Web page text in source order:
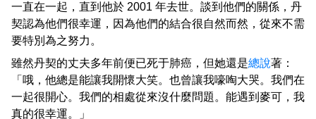
一直在一起，直到他於 2001 年去世。談到他們的關係，丹
契認為他們很幸運，因為他們的結合很自然而然，從來不需
要特別為之努力。
雖然丹契的丈夫多年前便已死于肺癌，但她還是總說著：
「哦，他總是能讓我開懷大笑。也曾讓我嚎啕大哭。我們在
一起很開心。我們的相處從來沒什麼問題。能遇到麥可，我
真的很幸運。」